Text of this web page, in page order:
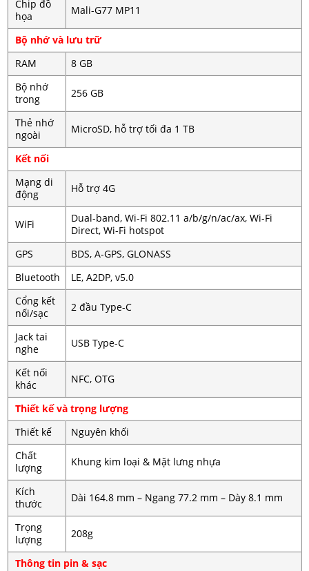
Chip đồ
họa
Mali-G77 MP11
Bộ nhớ và lưu trữ
RAM
8 GB
Bộ nhớ
trong
256 GB
Thẻ nhớ
ngoài
MicroSD, hỗ trợ tối đa 1 TB
Kết nối
Mạng di
động
Hỗ trợ 4G
WiFi
Dual-band, Wi-Fi 802.11 a/b/g/n/ac/ax, Wi-Fi
Direct, Wi-Fi hotspot
GPS
BDS, A-GPS, GLONASS
Bluetooth
LE, A2DP, v5.0
Cổng kết
nối/sạc
2 đầu Type-C
Jack tai
nghe
USB Type-C
Kết nối
khác
NFC, OTG
Thiết kế và trọng lượng
Thiết kế
Nguyên khối
Chất
lượng
Khung kim loại & Mặt lưng nhựa
Kích
thước
Dài 164.8 mm – Ngang 77.2 mm – Dày 8.1 mm
Trọng
lượng
208g
Thông tin pin & sạc